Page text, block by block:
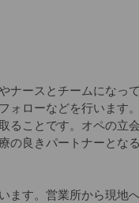
ースとチームになっ
ォローなどを行います。
ることです。オペの立
の良きパートナーとな
ます。営業所から現地